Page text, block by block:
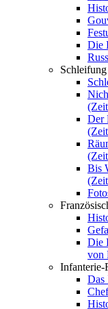
Die
Der
Bis
Die
von
Infanterie-
Das